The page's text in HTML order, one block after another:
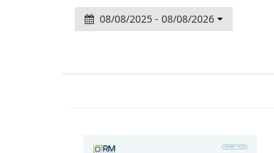
08/08/2025 - 08/08/2026